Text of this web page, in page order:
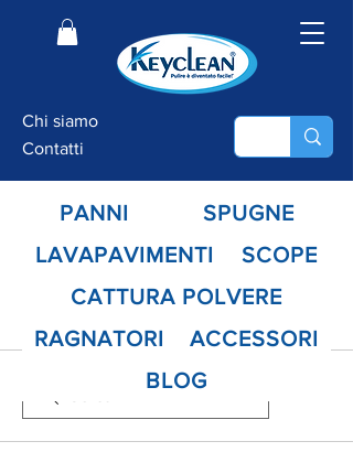
Chi siamo
Contatti
PANNI
SPUGNE
LAVAPAVIMENTI
SCOPE
CATTURA POLVERE
RAGNATORI
ACCESSORI
BLOG
Gruppi